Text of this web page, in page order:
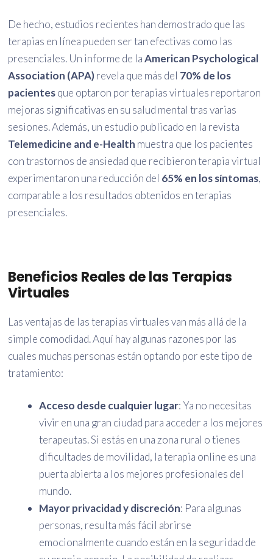
De hecho, estudios recientes han demostrado que las
terapias en línea pueden ser tan efectivas como las
presenciales. Un informe de laAmerican Psychological
Association (APA)revela que más del 70% de los
pacientesque optaron por terapias virtuales reportaron
mejoras significativas en su salud mental tras varias
sesiones. Además, un estudio publicado en la revista
Telemedicine and e-Health muestra que los pacientes
con trastornos de ansiedad que recibieron terapia virtual
experimentaron una reducción del 65% en los síntomas,
comparable a los resultados obtenidos en terapias
presenciales.
Beneficios Reales de las Terapias
Virtuales
Las ventajas de las terapias virtuales van más allá de la
simple comodidad. Aquí hay algunas razones por las
cuales muchas personas están optando por este tipo de
tratamiento:
Acceso desde cualquier lugar: Ya no necesitas
vivir en una gran ciudad para acceder a los mejores
terapeutas. Si estás en una zona rural o tienes
dificultades de movilidad, la terapia online es una
puerta abierta a los mejores profesionales del
mundo.
Mayor privacidad y discreción: Para algunas
personas, resulta más fácil abrirse
emocionalmente cuando están en la seguridad de